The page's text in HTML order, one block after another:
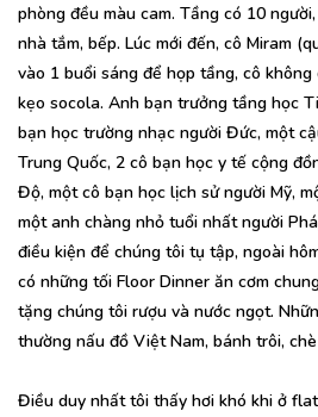
phòng đều màu cam. Tầng có 10
nhà tắm, bếp. Lúc mới đến, cô Miram
vào 1 buổi sáng để họp tầng, cô
kẹo socola. Anh bạn trưởng tầng học
bạn học trường nhạc người Đức, một
Trung Quốc, 2 cô bạn học y tế cộng
Độ, một cô bạn học lịch sử người Mỹ,
một anh chàng nhỏ tuổi nhất người
điều kiện để chúng tôi tụ tập, ngoài
có những tối Floor Dinner ăn cơm
tặng chúng tôi rượu và nước ngọt.
thường nấu đồ Việt Nam, bánh trôi,
Điều duy nhất tôi thấy hơi khó khi ở